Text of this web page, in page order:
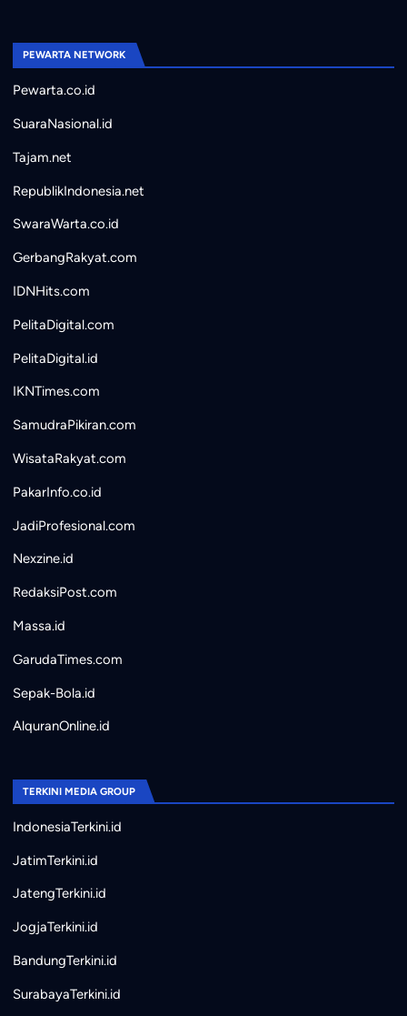
PEWARTA NETWORK
Pewarta.co.id
SuaraNasional.id
Tajam.net
RepublikIndonesia.net
SwaraWarta.co.id
GerbangRakyat.com
IDNHits.com
PelitaDigital.com
PelitaDigital.id
IKNTimes.com
SamudraPikiran.com
WisataRakyat.com
PakarInfo.co.id
JadiProfesional.com
Nexzine.id
RedaksiPost.com
Massa.id
GarudaTimes.com
Sepak-Bola.id
AlquranOnline.id
TERKINI MEDIA GROUP
IndonesiaTerkini.id
JatimTerkini.id
JatengTerkini.id
JogjaTerkini.id
BandungTerkini.id
SurabayaTerkini.id